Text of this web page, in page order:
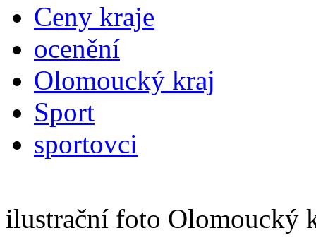
Ceny kraje
ocenění
Olomoucký kraj
Sport
sportovci
ilustrační foto Olomoucký